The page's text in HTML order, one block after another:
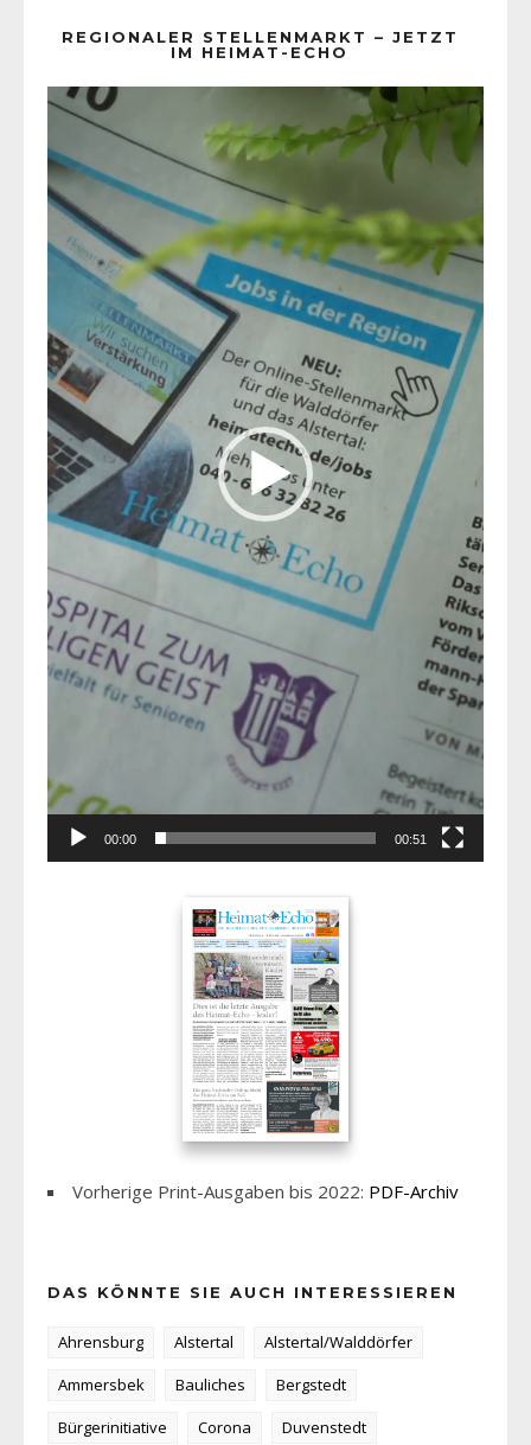
REGIONALER STELLENMARKT – JETZT
IM HEIMAT-ECHO
Player
00:00 00:51
Vorherige Print-Ausgaben bis 2022: PDF-Archiv
DAS KÖNNTE SIE AUCH INTERESSIEREN
Ahrensburg Alstertal
Alstertal/Walddörfer
Ammersbek
Bauliches
Bergstedt
Bürgerinitiative
Corona
Duvenstedt